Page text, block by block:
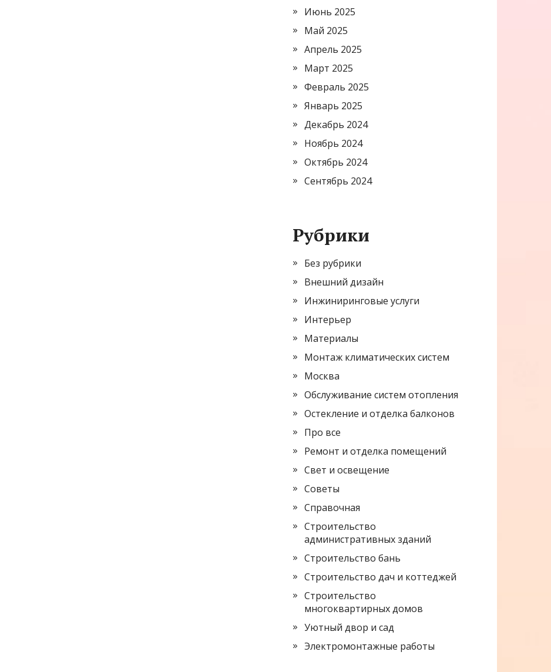
Июнь 2025
Май 2025
Апрель 2025
Март 2025
Февраль 2025
Январь 2025
Декабрь 2024
Ноябрь 2024
Октябрь 2024
Сентябрь 2024
Рубрики
Без рубрики
Внешний дизайн
Инжиниринговые услуги
Интерьер
Материалы
Монтаж климатических систем
Москва
Обслуживание систем отопления
Остекление и отделка балконов
Про все
Ремонт и отделка помещений
Свет и освещение
Советы
Справочная
Строительство
административных зданий
Строительство бань
Строительство дач и коттеджей
Строительство
многоквартирных домов
Уютный двор и сад
Электромонтажные работы